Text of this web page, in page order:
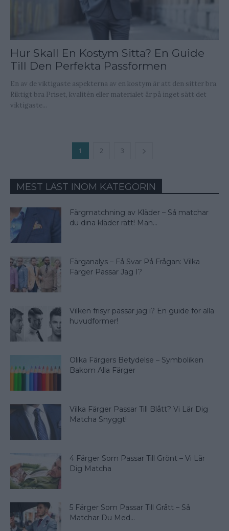
Hur Skall En Kostym Sitta? En Guide
Till Den Perfekta Passformen
En av de viktigaste aspekterna av en kostym är att den sitter bra.
Riktigt bra Priset, kvalitén eller materialet är på inget sätt det
viktigaste...
1 2 3
MEST LÄST INOM KATEGORIN
Färgmatchning av Kläder – Så matchar
du dina kläder rätt! Man...
Färganalys – Få Svar På Frågan: Vilka
Färger Passar Jag I?
Vilken frisyr passar jag i? En guide för alla
huvudformer!
Olika Färgers Betydelse – Symboliken
Bakom Alla Färger
Vilka Färger Passar Till Blått? Vi Lär Dig
Matcha Snyggt!
4 Färger Som Passar Till Grönt – Vi Lär
Dig Matcha
5 Färger Som Passar Till Grått – Så
Matchar Du Med...